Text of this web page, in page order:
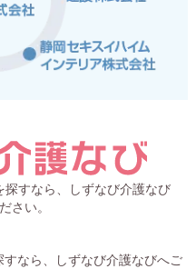
すなら、しずなび介護なび
さい。
なら、しずなび介護なびへご